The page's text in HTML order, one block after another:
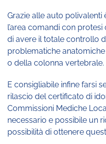
Grazie alle auto polivalenti
l’area comandi con
di avere il totale controllo
problematiche
o della colonna vertebrale.
E consigliabile infine farsi
rilascio del certificato di
Commissioni Mediche
necessario e possibile un
possibilità di ottenere